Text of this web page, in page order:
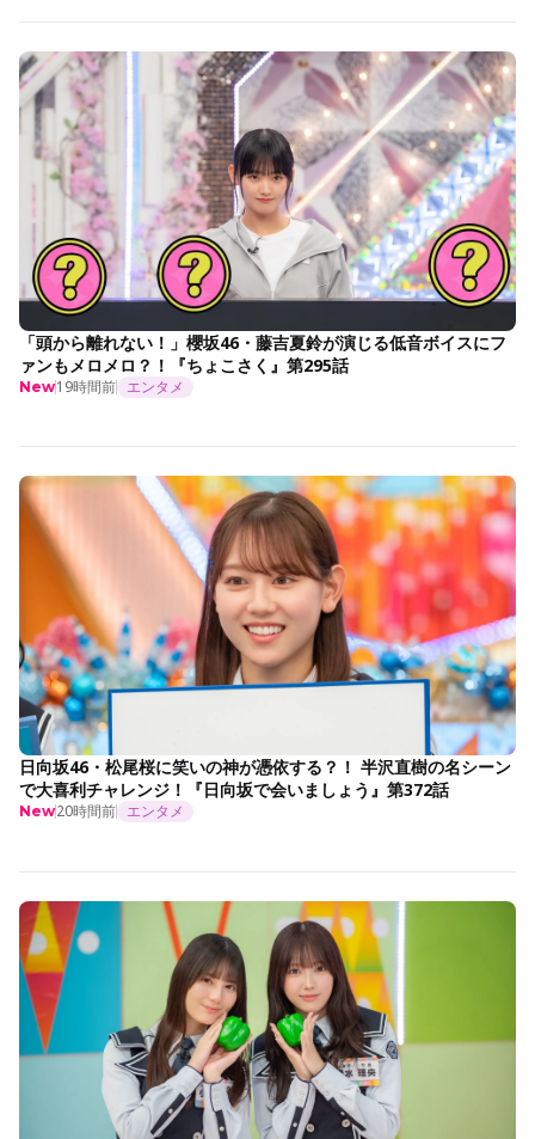
「頭から離れない！」櫻坂46・藤吉夏鈴が演じる低音ボイスにフ
ァンもメロメロ？！『ちょこさく』第295話
New19時間前 エンタメ
日向坂46・松尾桜に笑いの神が憑依する？！ 半沢直樹の名シーン
で大喜利チャレンジ！『日向坂で会いましょう』第372話
New20時間前 エンタメ